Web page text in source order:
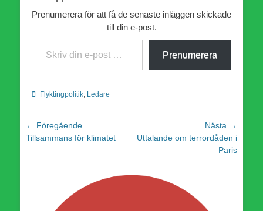
Prenumerera för att få de senaste inläggen skickade
till din e-post.
Skriv din e-post …
Prenumerera
Kategorier
Flyktingpolitik Ledare
Inläggsnavigering
← Föregående
Föregående
Tillsammans för klimatet
Nästa →
Nästa
Uttalande om terrordåden i
Paris